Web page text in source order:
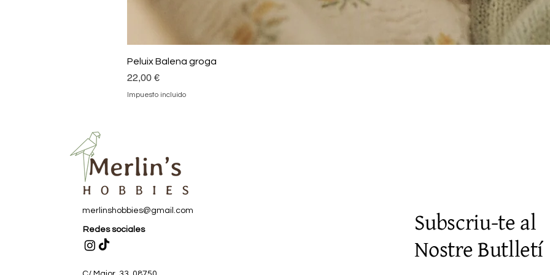
Peluix Balena groga
Precio
22,00 €
Impuesto incluido
merlinshobbies@gmail.com
Redes sociales
Subscriu-te al
Nostre Butlletí